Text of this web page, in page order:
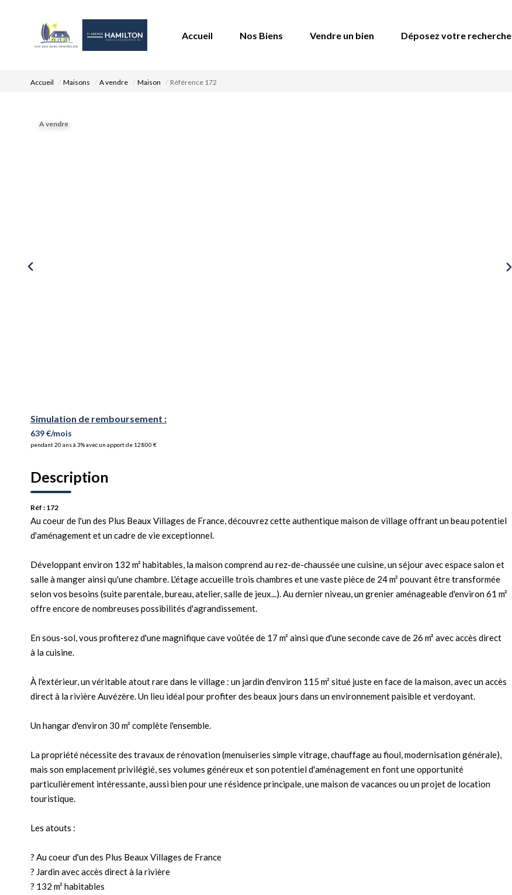
Accueil Nos Biens Vendre un bien Déposez votre recherche
Accueil Maisons A vendre Maison Référence 172
A vendre
Simulation de remboursement :
639 €/mois
pendant 20 ans à 3% avec un apport de 12 800 €
Description
Réf : 172
Au coeur de l'un des Plus Beaux Villages de France, découvrez cette authentique maison de village offrant un beau potentiel
d'aménagement et un cadre de vie exceptionnel.
Développant environ 132 m² habitables, la maison comprend au rez-de-chaussée une cuisine, un séjour avec espace salon et
salle à manger ainsi qu'une chambre. L'étage accueille trois chambres et une vaste pièce de 24 m² pouvant être transformée
selon vos besoins (suite parentale, bureau, atelier, salle de jeux...). Au dernier niveau, un grenier aménageable d'environ 61 m²
offre encore de nombreuses possibilités d'agrandissement.
En sous-sol, vous profiterez d'une magnifique cave voûtée de 17 m² ainsi que d'une seconde cave de 26 m² avec accès direct
à la cuisine.
À l'extérieur, un véritable atout rare dans le village : un jardin d'environ 115 m² situé juste en face de la maison, avec un accès
direct à la rivière Auvézère. Un lieu idéal pour profiter des beaux jours dans un environnement paisible et verdoyant.
Un hangar d'environ 30 m² complète l'ensemble.
La propriété nécessite des travaux de rénovation (menuiseries simple vitrage, chauffage au fioul, modernisation générale),
mais son emplacement privilégié, ses volumes généreux et son potentiel d'aménagement en font une opportunité
particulièrement intéressante, aussi bien pour une résidence principale, une maison de vacances ou un projet de location
touristique.
Les atouts :
? Au coeur d'un des Plus Beaux Villages de France
? Jardin avec accès direct à la rivière
? 132 m² habitables